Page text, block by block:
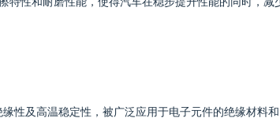
性及高温稳定性，被广泛应用于电子元件的绝缘材料和